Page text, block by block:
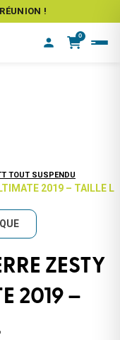
!
0
TOUT SUSPENDU
2019 – TAILLE L
ZESTY
2019 –